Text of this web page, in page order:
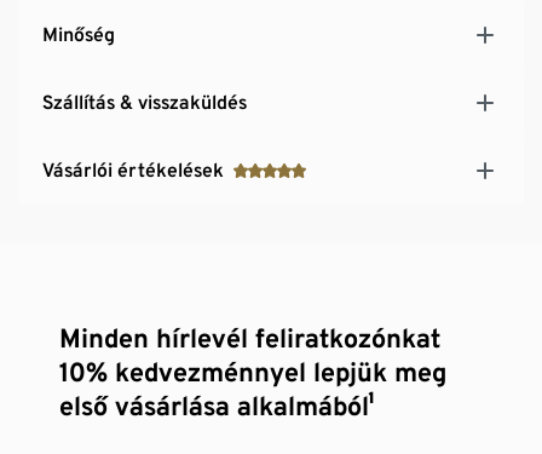
Minőség
Szállítás & visszaküldés
Vásárlói értékelések
Minden hírlevél feliratkozónkat
10% kedvezménnyel lepjük meg
első vásárlása alkalmából¹